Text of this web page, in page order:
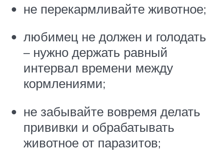
не перекармливайте животное;
любимец не должен и голодать
– нужно держать равный
интервал времени между
кормлениями;
не забывайте вовремя делать
прививки и обрабатывать
животное от паразитов;